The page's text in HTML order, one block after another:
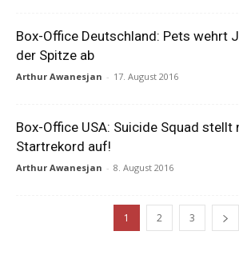
Box-Office Deutschland: Pets wehrt
der Spitze ab
Arthur Awanesjan - 17. August 2016
Box-Office USA: Suicide Squad stellt
Startrekord auf!
Arthur Awanesjan - 8. August 2016
1 2 3